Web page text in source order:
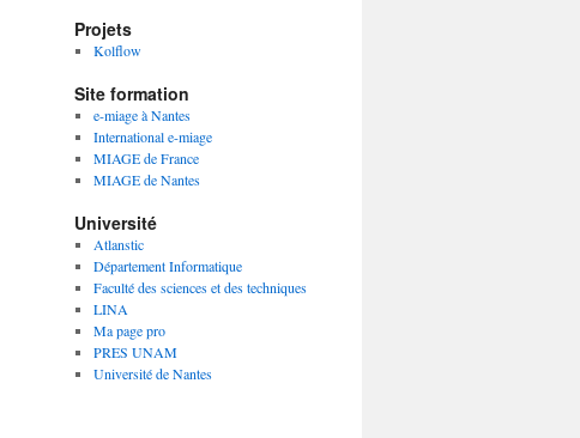
Projets
Kolflow
Site formation
e-miage à Nantes
International e-miage
MIAGE de France
MIAGE de Nantes
Université
Atlanstic
Département Informatique
Faculté des sciences et des techniques
LINA
Ma page pro
PRES UNAM
Université de Nantes